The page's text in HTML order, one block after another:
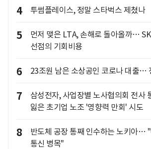
4 투썸플레이스, 정말 스타벅스 제쳤나
5
먼저 맺은 LTA, 손해로 돌아올까…
선점의 기회비용
6 23조원 남은 소상공인 코로나 대출…
7
삼성전자, 사업장별 노사협의회 전사
잃은 초기업 노조 '영향력 만회' 시도
8
반도체 공장 통째 인수하는 노키아…
통신 병목"